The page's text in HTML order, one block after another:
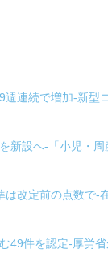
週連続で増加-新型
新設へ-「小児・周
改定前の点数で-
49件を認定-厚労